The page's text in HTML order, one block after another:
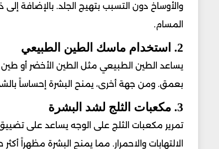
والأوساخ دون التسبب بتهيج الجلد. بالإضافة
المسام.
2. استخدام ماسك الطين الطبيعي
يساعد الطين الطبيعي مثل الطين الأخضر أو طين
بعمق. ومن جهة أخرى، يمنح البشرة إحساساً
3. مكعبات الثلج لشد البشرة
تمرير مكعبات الثلج على الوجه يساعد على
الالتهابات والاحمرار. مما يمنح البشرة مظهراً